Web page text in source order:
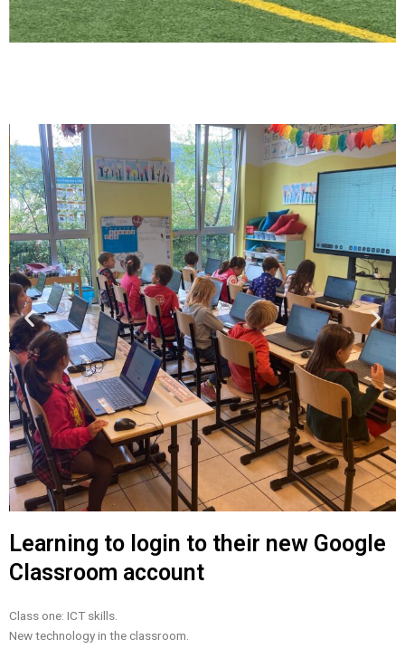
Learning to login to their new Google
Classroom account
Class one: ICT skills.
New technology in the classroom.